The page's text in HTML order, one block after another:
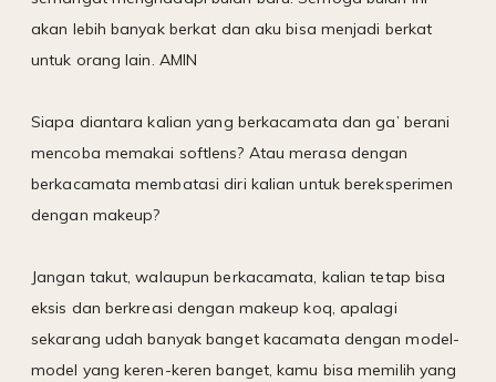
akan lebih banyak berkat dan aku bisa menjadi berkat
untuk orang lain. AMIN
Siapa diantara kalian yang berkacamata dan ga’ berani
mencoba memakai softlens? Atau merasa dengan
berkacamata membatasi diri kalian untuk bereksperimen
dengan makeup?
Jangan takut, walaupun berkacamata, kalian tetap bisa
eksis dan berkreasi dengan makeup koq, apalagi
sekarang udah banyak banget kacamata dengan model-
model yang keren-keren banget, kamu bisa memilih yang